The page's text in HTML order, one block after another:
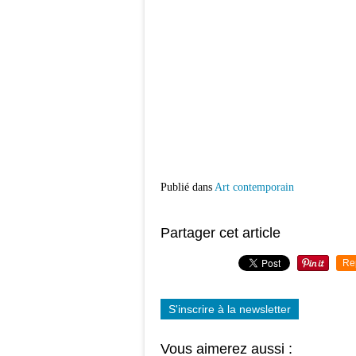
Publié dans Art contemporain
Partager cet article
S'inscrire à la newsletter
Vous aimerez aussi :